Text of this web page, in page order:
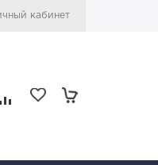
кабинет